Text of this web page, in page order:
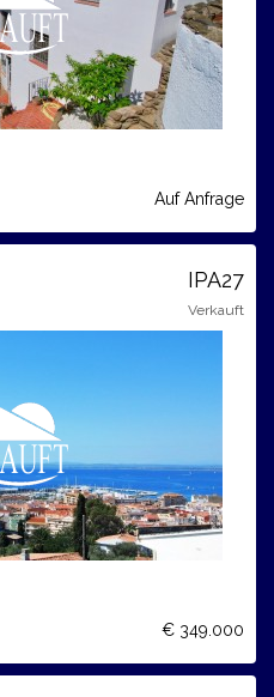
Auf Anfrage
IPA27
Verkauft
€ 349.000